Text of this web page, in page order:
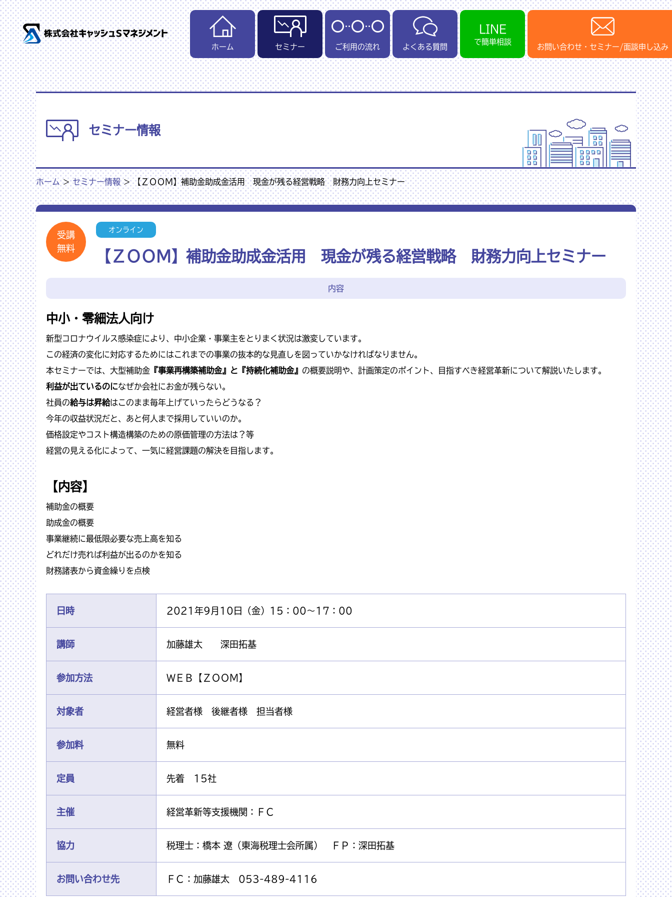
ホーム セミナー ご利用の流れ よくある質問
LINE
で簡単相談
お問い合わせ・セミナー/面談申し込み
セミナー情報
ホーム>セミナー情報>【ＺＯＯＭ】補助金助成金活用 現金が残る経営戦略 財務力向上セミナー
受講
無料
オンライン
【ＺＯＯＭ】補助金助成金活用 現金が残る経営戦略 財務力向上セミナー
内容
中小・零細法人向け
新型コロナウイルス感染症により、中小企業・事業主をとりまく状況は激変しています。
この経済の変化に対応するためにはこれまでの事業の抜本的な見直しを図っていかなければなりません。
本セミナーでは、大型補助金 『事業再構築補助金』と『持続化補助金』 の概要説明や、計画策定のポイント、目指すべき経営革新について解説いたします。
利益が出ているのになぜか会社にお金が残らない。
社員の給与は昇給はこのまま毎年上げていったらどうなる？
今年の収益状況だと、あと何人まで採用していいのか。
価格設定やコスト構造構築のための原価管理の方法は？等
経営の見える化によって、一気に経営課題の解決を目指します。
【内容】
補助金の概要
助成金の概要
事業継続に最低限必要な売上高を知る
どれだけ売れば利益が出るのかを知る
財務諸表から資金繰りを点検
日時 2021年9月10日（金）15：00～17：00
講師 加藤雄太 深田拓基
参加方法 ＷＥＢ【ＺＯＯＭ】
対象者 経営者様 後継者様 担当者様
参加料 無料
定員 先着 15社
主催 経営革新等支援機関：ＦＣ
協力 税理士：橋本 遼（東海税理士会所属） ＦＰ：深田拓基
お問い合わせ先 ＦＣ：加藤雄太 053-489-4116